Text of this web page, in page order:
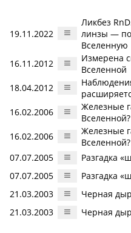
19.11.2022
Ликбез
линзы —
Вселенную
16.11.2012
Измерена
Вселенной
18.04.2012
16.02.2006
Железные
Вселенной?
16.02.2006
Железные
Вселенной?
07.07.2005
Разгадка
07.07.2005
Разгадка
21.03.2003
Черная
21.03.2003
Черная